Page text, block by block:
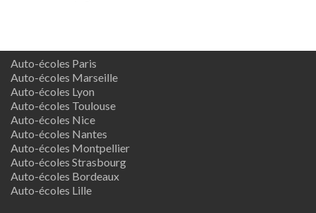
Auto-écoles Paris
Auto-écoles Marseille
Auto-écoles Lyon
Auto-écoles Toulouse
Auto-écoles Nice
Auto-écoles Nantes
Auto-écoles Montpellier
Auto-écoles Strasbourg
Auto-écoles Bordeaux
Auto-écoles Lille